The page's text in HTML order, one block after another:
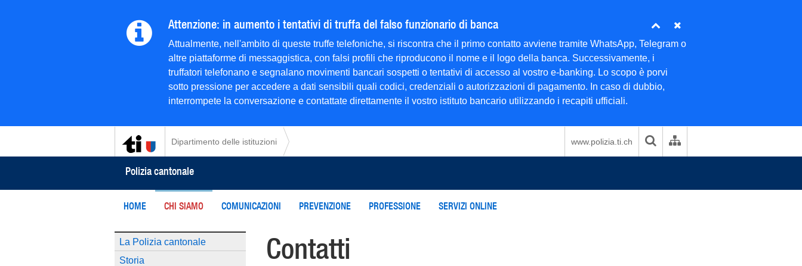
Attenzione: in aumento i tentativi di truffa del falso funzionario di banca
Attualmente, nell'ambito di queste truffe telefoniche, si riscontra che il primo contatto avviene tramite WhatsApp, Telegram o
altre piattaforme di messaggistica, con falsi profili che riproducono il nome e il logo della banca. Successivamente, i
truffatori telefonano e segnalano movimenti bancari sospetti o tentativi di accesso al vostro e-banking. Lo scopo è porvi
sotto pressione per accedere a dati sensibili quali codici, credenziali o autorizzazioni di pagamento. In caso di dubbio,
interrompete la conversazione e contattate direttamente il vostro istituto bancario utilizzando i recapiti ufficiali.
Dipartimento delle istituzioni www.polizia.ti.ch
Polizia cantonale
HOME CHI SIAMO COMUNICAZIONI PREVENZIONE PROFESSIONE SERVIZI ONLINE
La Polizia cantonale
Storia
Contatti